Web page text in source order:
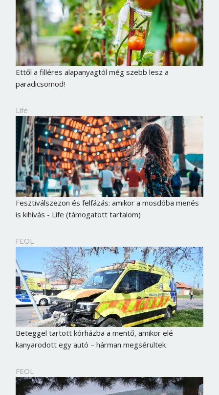
Ettől a filléres alapanyagtól még szebb lesz a
paradicsomod!
Life
Fesztiválszezon és felfázás: amikor a mosdóba menés
is kihívás - Life (támogatott tartalom)
FEOL
Beteggel tartott kórházba a mentő, amikor elé
kanyarodott egy autó – hárman megsérültek
FEOL